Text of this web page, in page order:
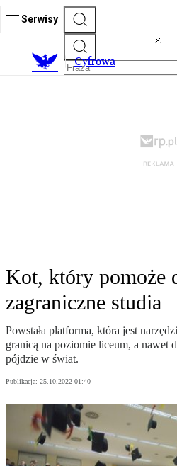
Serwisy
Cyfrowa
Kot, który pomoże
zagraniczne studia
Powstała platforma, która jest
granicą na poziomie liceum, a nawet
pójdzie w świat.
Publikacja: 25.10.2022 01:40